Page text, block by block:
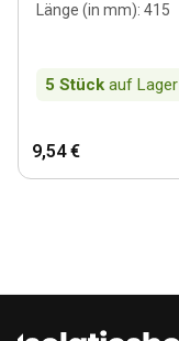
Länge (in mm): 415
5 Stück auf Lager
9,54 €